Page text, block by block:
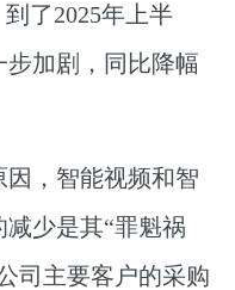
了2025年上半
加剧，同比降幅
，智能视频和智
少是其“罪魁祸
司主要客户的采购